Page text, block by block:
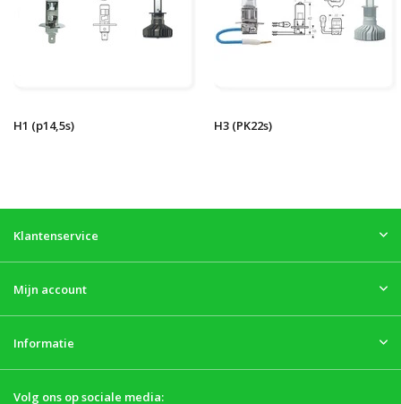
H1 (p14,5s) H3 (PK22s)
Klantenservice
Mijn account
Informatie
Volg ons op sociale media: